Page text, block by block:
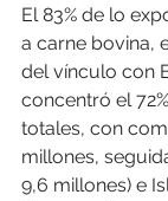
El 83% de lo
a carne bovina,
del vínculo con
concentró el
totales, con
millones,
9,6 millones) e